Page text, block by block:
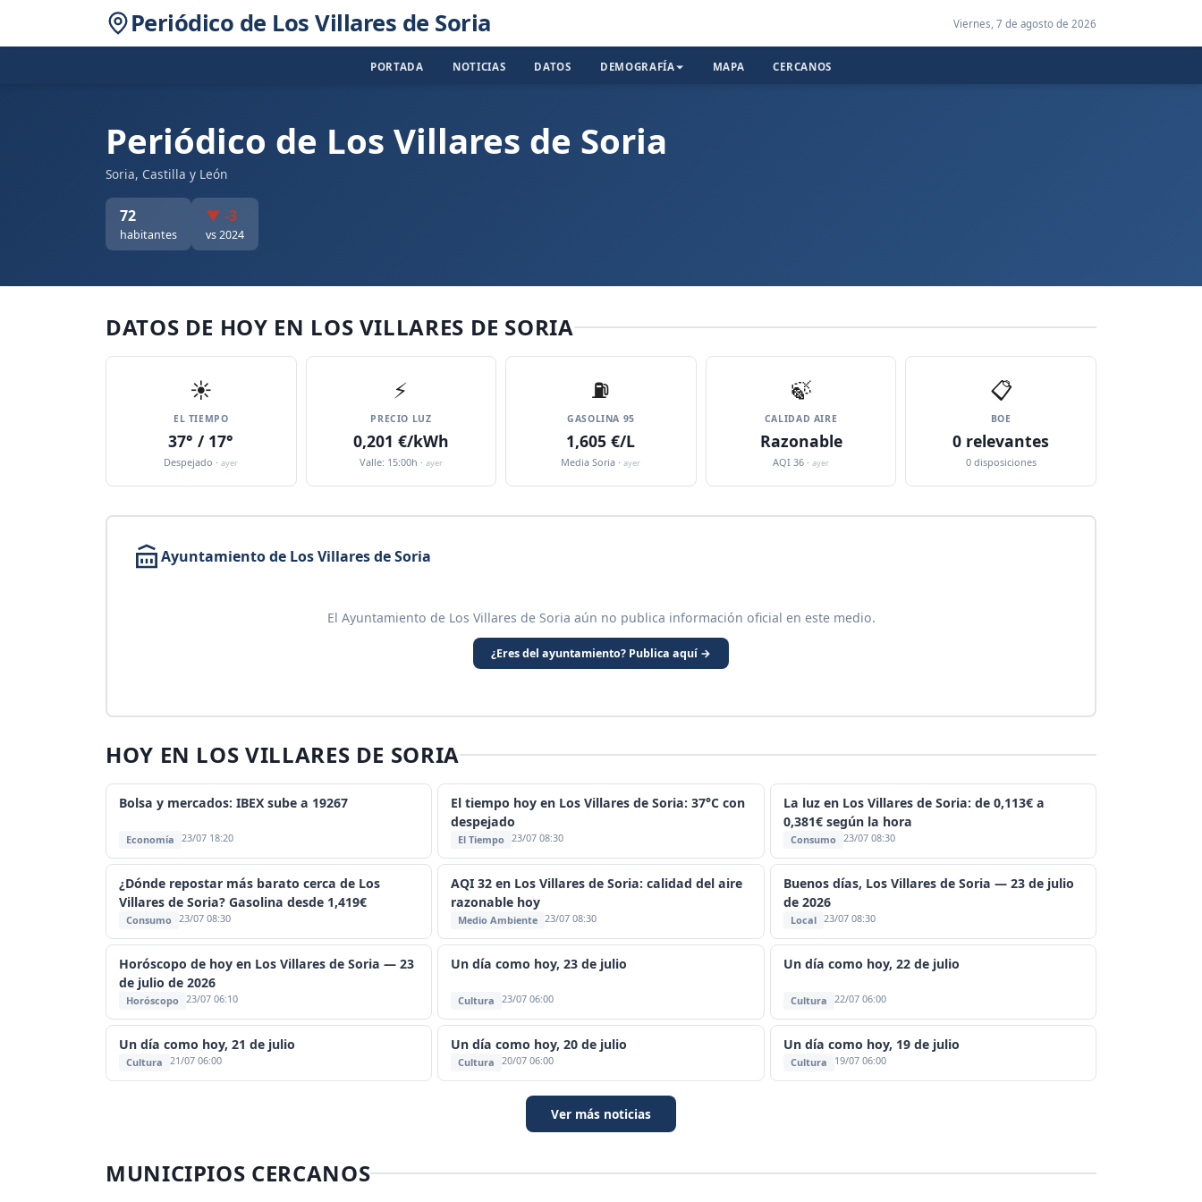
Periódico de Los Villares de Soria Viernes, 7 de agosto de 2026
PORTADA NOTICIAS DATOS DEMOGRAFÍA MAPA CERCANOS
Periódico de Los Villares de Soria
Soria, Castilla y León
72
habitantes
▼ -3
vs 2024
DATOS DE HOY EN LOS VILLARES DE SORIA
☀️
EL TIEMPO
37° / 17°
Despejado ·ayer
⚡
PRECIO LUZ
0,201 €/kWh
Valle: 15:00h · ayer
⛽️
GASOLINA 95
1,605 €/L
Media Soria ·ayer
🍃
CALIDAD AIRE
Razonable
AQI 36 ·ayer
📋
BOE
0 relevantes
0 disposiciones
Ayuntamiento de Los Villares de Soria
El Ayuntamiento de Los Villares de Soria aún no publica información oficial en este medio.
¿Eres del ayuntamiento? Publica aquí →
HOY EN LOS VILLARES DE SORIA
Bolsa y mercados: IBEX sube a 19267
Economía 23/07 18:20
El tiempo hoy en Los Villares de Soria: 37°C con
despejado
El Tiempo 23/07 08:30
La luz en Los Villares de Soria: de 0,113€ a
0,381€ según la hora
Consumo 23/07 08:30
¿Dónde repostar más barato cerca de Los
Villares de Soria? Gasolina desde 1,419€
Consumo 23/07 08:30
AQI 32 en Los Villares de Soria: calidad del aire
razonable hoy
Medio Ambiente 23/07 08:30
Buenos días, Los Villares de Soria — 23 de julio
de 2026
Local 23/07 08:30
Horóscopo de hoy en Los Villares de Soria — 23
de julio de 2026
Horóscopo 23/07 06:10
Un día como hoy, 23 de julio
Cultura 23/07 06:00
Un día como hoy, 22 de julio
Cultura 22/07 06:00
Un día como hoy, 21 de julio
Cultura 21/07 06:00
Un día como hoy, 20 de julio
Cultura 20/07 06:00
Un día como hoy, 19 de julio
Cultura 19/07 06:00
Ver más noticias
MUNICIPIOS CERCANOS